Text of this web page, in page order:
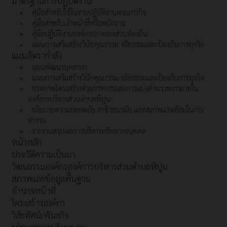
คู่มือสำหรับใช้ในงานปฏิบัติงานตามภารกิจ
คู่มือสำหรับเจ้าหน้าที่หรือพนักงาน
คู่มือปฏิบัติงานองค์กรปกครองส่วนท้องถิ่น
แผนการเสริมสร้างวินัยคุณธรรม จริยธรรมและป้องกันการทุจริต
แผนอัตรากำลัง
แผนพัฒนาบุคลากร
แผนการเสริมสร้างวินัยคุณธรรม จริยธรรมและป้องกันการทุจริต
ประกาศโครงสร้างส่วนราชการและการแบ่งส่วนราชการภายใน
องค์การบริหารส่วนตำบลพิปูน
นโยบายความปลอดภัย อาชีวอนามัย และสภาพแวดล้อมในการ
ทำงาน
รายงานสรุปผลการบริหารทรัพยากรบุคคล
หน้าหลัก
ประวัติความเป็นมา
วัฒนธรรมองค์กรองค์การบริหารส่วนตำบลพิปูน
สภาพและข้อมูลพื้นฐาน
อำนาจหน้าที่
โครงสร้างองค์กร
วิสัยทัศน์/พันธกิจ